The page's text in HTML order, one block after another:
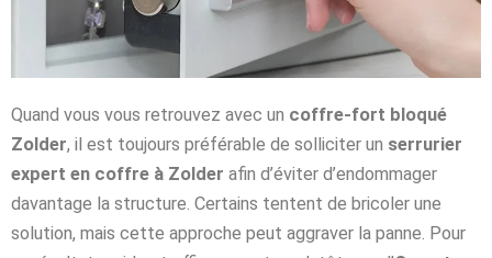
Quand vous vous retrouvez avec un coffre-fort bloqué
Zolder, il est toujours préférable de solliciter un serrurier
expert en coffre à Zolder afin d’éviter d’endommager
davantage la structure. Certains tentent de bricoler une
solution, mais cette approche peut aggraver la panne. Pour